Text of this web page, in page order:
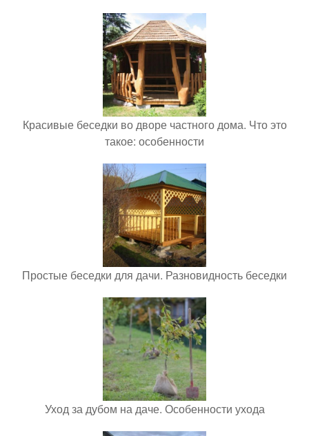
Красивые беседки во дворе частного дома. Что это
такое: особенности
Простые беседки для дачи. Разновидность беседки
Уход за дубом на даче. Особенности ухода